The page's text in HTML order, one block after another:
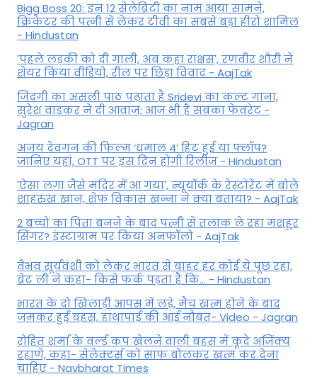
Bigg Boss 20: इन 12 सेलेब्रिटी का नाम आया सामने,
क्रिकेटर की पत्नी से लेकर टीवी का सबसे बड़ा हीरो शामिल
- Hindustan
'पहले लड़की को दी गाली, अब कहा राक्षस', रणवीर शौरी ने
शेयर किया वीडियो, रील पर छिड़ा विवाद - AajTak
जिंदगी का असली पाठ पढ़ाता है Sridevi का कल्ट गाना,
सुरेश वाडकर ने दी आवाज; आज भी है सबका फेवरेट -
Jagran
अजय देवगन की फिल्म ‘धमाल 4’ हिट हुई या फ्लॉप?
जानिए यहां, OTT पर इस दिन होगी रिलीज - Hindustan
'ऐसा लगा जैसे मंदिर में आ गया', न्यूयॉर्क के रेस्टोरेंट में बोले
शाहरुख खान, शेफ विकास खन्ना ने क्या बताया? - AajTak
2 बच्चों का पिता बनने के बाद पत्नी से तलाक ले रहा मशहूर
सिंगर? इंस्टाग्राम पर किया अनफॉलो - AajTak
वैभव सूर्यवंशी को लेकर भारत से बाहर हर कोई ये पूछ रहा,
ब्रेट ली ने कहा- किसे फर्क पड़ता है कि… - Hindustan
भारत के दो खिलाड़ी आपस में लड़े, मैच खत्म होने के बाद
जमकर हुई बहस, हाथापाई की आई नौबत- Video - Jagran
रोहित शर्मा के वर्ल्ड कप खेलने वाली बहस में कूदे अजिंक्य
रहाणे, कहा- सेलेक्टर्स को साफ बोलकर खत्म कर देना
चाहिए - Navbharat Times